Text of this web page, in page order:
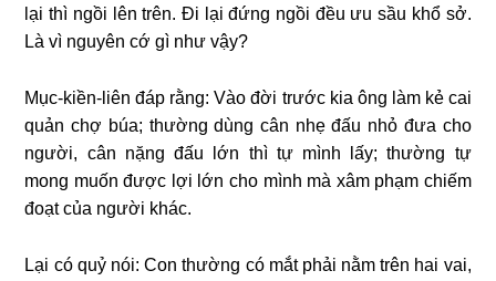
lại thì ngồi lên trên. Đi lại đứng ngồi đều ưu sầu khổ sở.
Là vì nguyên cớ gì như vậy?
Mục-kiền-liên đáp rằng: Vào đời trước kia ông làm kẻ cai
quản chợ búa; thường dùng cân nhẹ đấu nhỏ đưa cho
người, cân nặng đấu lớn thì tự mình lấy; thường tự
mong muốn được lợi lớn cho mình mà xâm phạm chiếm
đoạt của người khác.
Lại có quỷ nói: Con thường có mắt phải nằm trên hai vai,